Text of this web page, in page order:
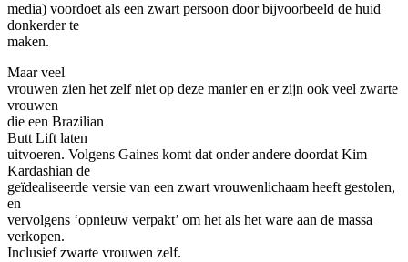
media) voordoet als een zwart persoon door bijvoorbeeld de huid
donkerder te
maken.
Maar veel
vrouwen zien het zelf niet op deze manier en er zijn ook veel zwarte
vrouwen
die een Brazilian
Butt Lift laten
uitvoeren. Volgens Gaines komt dat onder andere doordat Kim
Kardashian de
geïdealiseerde versie van een zwart vrouwenlichaam heeft gestolen,
en
vervolgens ‘opnieuw verpakt’ om het als het ware aan de massa
verkopen.
Inclusief zwarte vrouwen zelf.